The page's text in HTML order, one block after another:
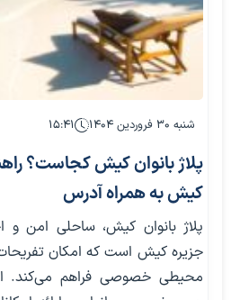
شنبه ۳۰ فروردین ۱۴۰۴ ۱۵:۴۱
پلاژ بانوان کیش کجاست؟‌
کیش به همراه آدرس
پلاژ بانوان کیش، ساحلی امن و
جزیره کیش است که امکان
محیطی خصوصی فراهم می‌کند.